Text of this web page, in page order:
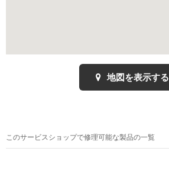
地図を表示する
このサービスショップで修理可能な製品の一覧